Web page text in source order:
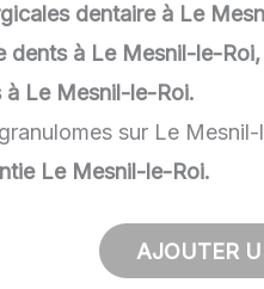
dentaire à Le
dents à Le Mesnil-le-
à Le Mesnil-le-Roi.
sur Le
Le Mesnil-le-Roi.
AJOUTER